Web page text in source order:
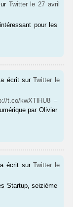
Twitter le 27 avril
pour les
a écrit surTwitter le
t.co/kwXTlHU8–
par Olivier
a écrit surTwitter le
Startup, seizième